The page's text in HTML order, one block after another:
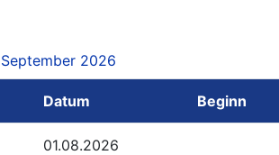
September 2026
Datum Beginn
01.08.2026